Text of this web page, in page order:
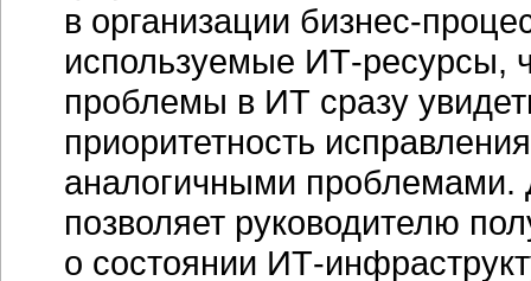
в организации бизнес-
используемые ИТ-ресурсы,
проблемы в ИТ сразу
приоритетность
аналогичными
позволяет руководителю
о состоянии ИТ-